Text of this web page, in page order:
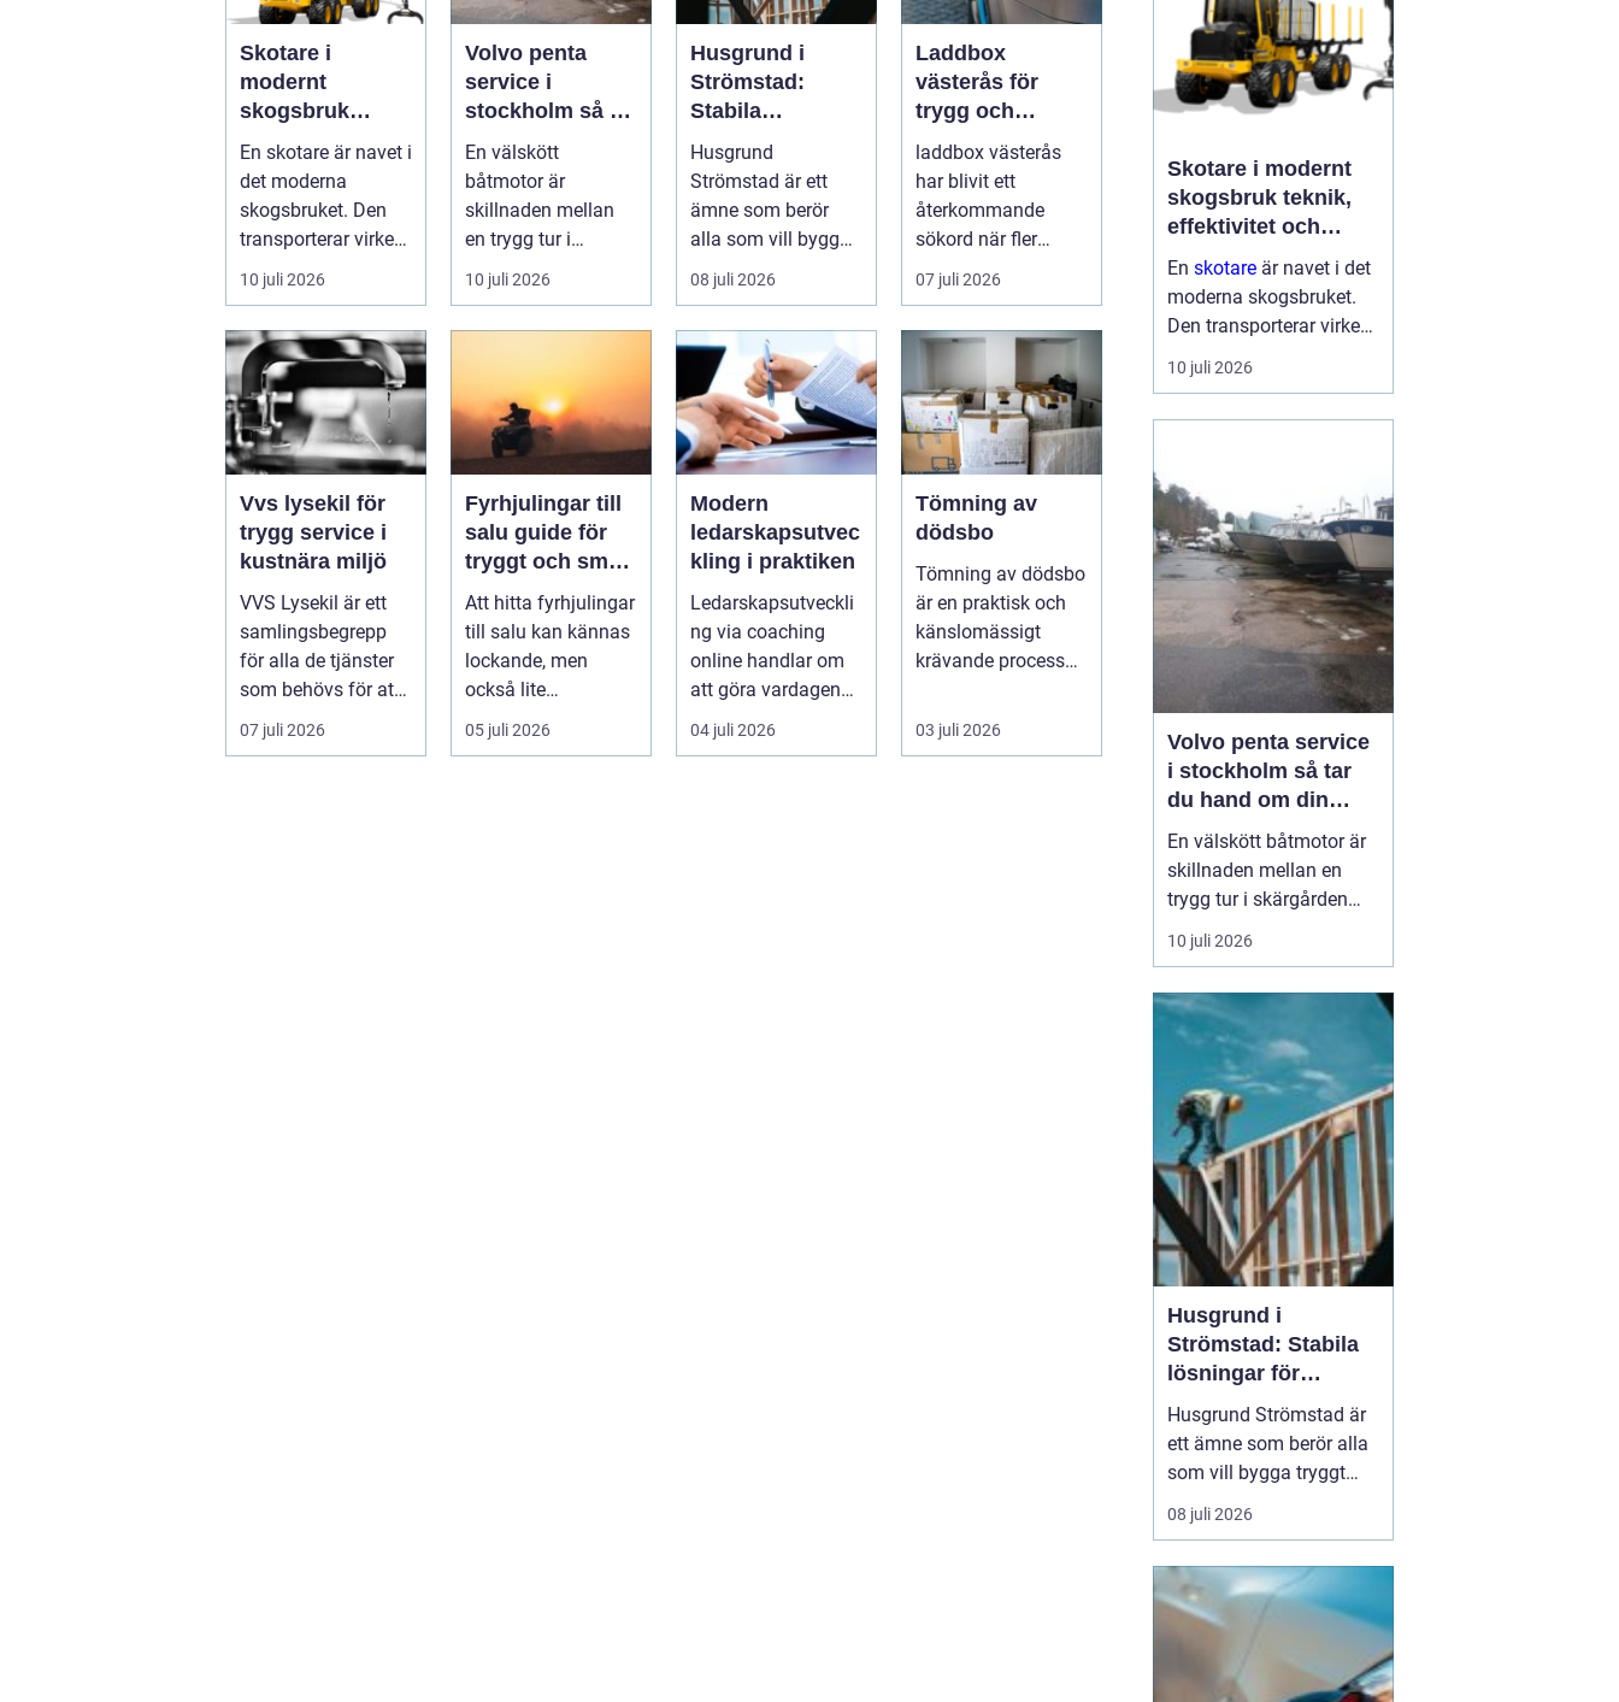
Skotare i
modernt
skogsbruk
teknik,
effektivitet och
hållbarhet
En skotare är navet i
det moderna
skogsbruket. Den
transporterar virke
från
avverkningsplatsen
till ...
10 juli 2026
Volvo penta
service i
stockholm så tar
du hand om din
båtmotor på rätt
sätt
En välskött
båtmotor är
skillnaden mellan
en trygg tur i
skärgården och en
sommar fylld av
ofrivilli...
10 juli 2026
Husgrund i
Strömstad:
Stabila
lösningar för
boende vid
kusten
Husgrund
Strömstad är ett
ämne som berör
alla som vill bygga
tryggt och lå...
08 juli 2026
Laddbox
västerås för
trygg och
effektiv
hemmaladdning
laddbox västerås
har blivit ett
återkommande
sökord när fler
elbilsägare vill
ladda hemma på ett
säk...
07 juli 2026
Vvs lysekil för
trygg service i
kustnära miljö
VVS Lysekil är ett
samlingsbegrepp
för alla de tjänster
som behövs för att
vatten, värme och
avlopp ...
07 juli 2026
Fyrhjulingar till
salu guide för
tryggt och smart
köp
Att hitta fyrhjulingar
till salu kan kännas
lockande, men
också lite
överväldigande.
Utbudet är stor...
05 juli 2026
Modern
ledarskapsutvec
kling i praktiken
Ledarskapsutveckli
ng via coaching
online handlar om
att göra vardagen
som chef både mer
h...
04 juli 2026
Tömning av
dödsbo
Tömning av dödsbo
är en praktisk och
känslomässigt
krävande process
möter en gång ell...
03 juli 2026
där många söker...
Skotare i modernt
skogsbruk teknik,
effektivitet och
hållbarhet
En skotare är navet i det
moderna skogsbruket.
Den transporterar virke
från avverkningsplatsen
till bilväg eller
förhållanden. Rä...
10 juli 2026
Volvo penta service
i stockholm så tar
du hand om din
båtmotor på rätt sätt
En välskött båtmotor är
skillnaden mellan en
trygg tur i skärgården
och en sommar fylld av
ofrivilliga stopp. Många
Stockholmsområdet
använder Volvo Penta,
just eftersom motorerna
är driftsäkra och
anpassade för nordiska
förhållanden. Men ...
10 juli 2026
Husgrund i
Strömstad: Stabila
lösningar för
boende vid kusten
Husgrund Strömstad är
ett ämne som berör alla
som vill bygga tryggt
och långsiktigt nära
havet. Närheten till
och bergig terräng ställer
höga krav på både p...
08 juli 2026